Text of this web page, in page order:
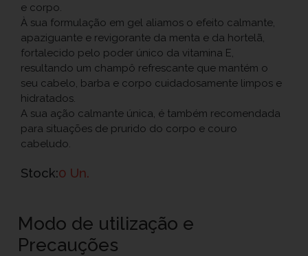
e corpo.
À sua formulação em gel aliamos o efeito calmante,
apaziguante e revigorante da menta e da hortelã,
fortalecido pelo poder único da vitamina E,
resultando um champô refrescante que mantém o
seu cabelo, barba e corpo cuidadosamente limpos e
hidratados.
A sua ação calmante única, é também recomendada
para situações de prurido do corpo e couro
cabeludo.
Stock:0 Un.
Modo de utilização e
Precauções